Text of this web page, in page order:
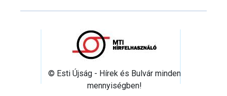
© Esti Újság - Hírek és Bulvár minden
mennyiségben!